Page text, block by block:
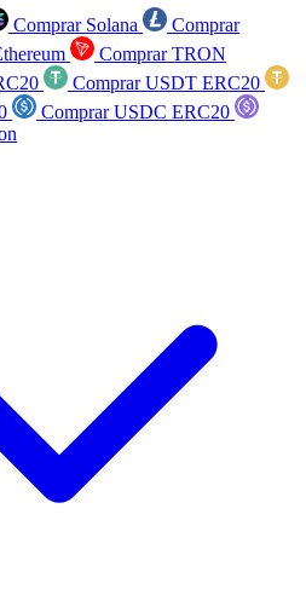
Comprar Solana
Comprar
Comprar TRON
Comprar USDT ERC20
Comprar USDC ERC20